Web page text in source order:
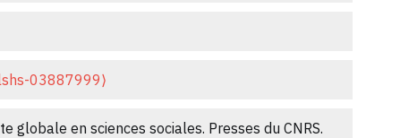
, 2016, De l'émergence à la canonisation, 17,
03887999⟩
globale en sciences sociales. Presses du CNRS.